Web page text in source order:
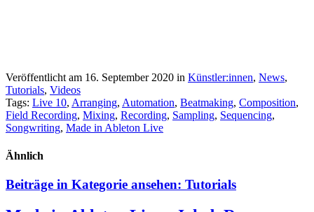
Veröffentlicht am 16. September 2020 in Künstler:innen, News,
Tutorials, Videos
Tags: Live 10, Arranging, Automation, Beatmaking, Composition,
Field Recording, Mixing, Recording, Sampling, Sequencing,
Songwriting, Made in Ableton Live
Ähnlich
Beiträge in Kategorie ansehen: Tutorials